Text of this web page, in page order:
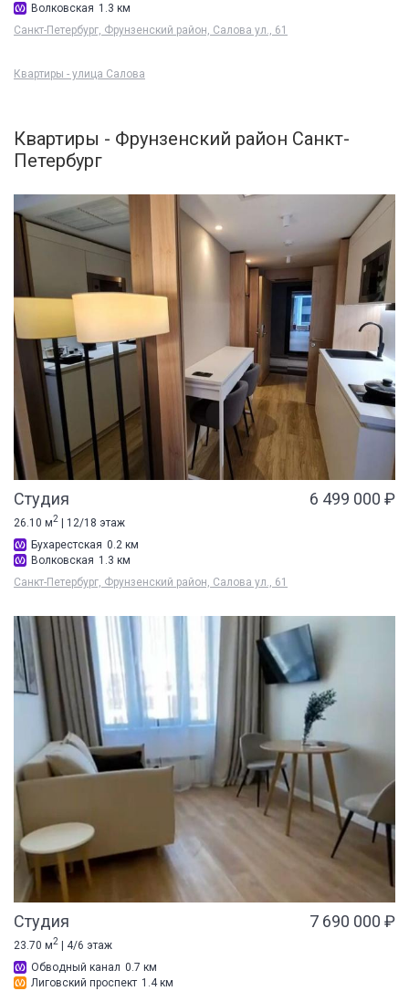
Волковская 1.3 км
Санкт-Петербург, Фрунзенский район, Салова ул., 61
Квартиры - улица Салова
Квартиры - Фрунзенский район Санкт-
Петербург
Студия 6 499 000 ₽
26.10 м2
| 12/18 этаж
Бухарестская 0.2 км
Волковская 1.3 км
Санкт-Петербург, Фрунзенский район, Салова ул., 61
Студия 7 690 000 ₽
23.70 м2 | 4/6 этаж
Обводный канал 0.7 км
Лиговский проспект 1.4 км